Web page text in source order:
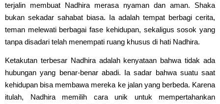
terjalin membuat Nadhira merasa nyaman dan aman. Shaka
bukan sekadar sahabat biasa. Ia adalah tempat berbagi cerita,
teman melewati berbagai fase kehidupan, sekaligus sosok yang
tanpa disadari telah menempati ruang khusus di hati Nadhira.
Ketakutan terbesar Nadhira adalah kenyataan bahwa tidak ada
hubungan yang benar-benar abadi. Ia sadar bahwa suatu saat
kehidupan bisa membawa mereka ke jalan yang berbeda. Karena
itulah, Nadhira memilih cara unik untuk mempertahankan